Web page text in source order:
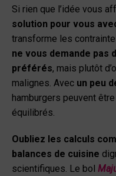
Si rien que l’idée vous
solution pour vous
transforme les
ne vous demande pas
préférés, mais plutôt
malignes. Avec un peu
hamburgers peuvent
équilibrés.
Oubliez les calculs
balances de cuisine
scientifiques. Le bol